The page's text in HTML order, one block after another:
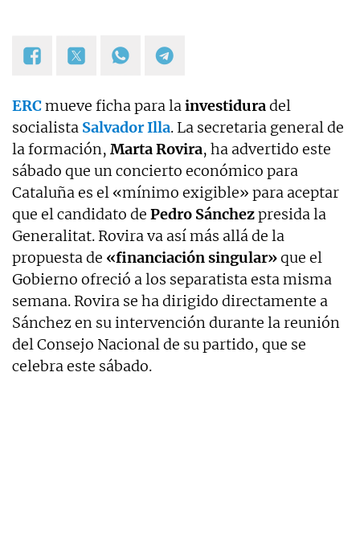
ERCmueve ficha para lainvestiduradel
socialista Salvador Illa. La secretaria general de
la formación, Marta Rovira, ha advertido este
sábado que un concierto económico para
Cataluña es el «mínimo exigible» para aceptar
que el candidato de Pedro Sánchezpresida la
Generalitat. Rovira va así más allá de la
propuesta de «financiación singular»que el
Gobierno ofreció a los separatista esta misma
semana. Rovira se ha dirigido directamente a
Sánchez en su intervención durante la reunión
del Consejo Nacional de su partido, que se
celebra este sábado.